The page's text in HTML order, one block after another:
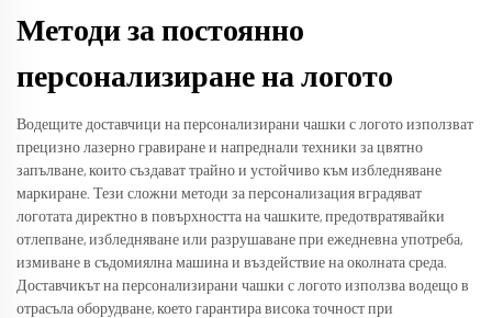
Методи за постоянно
персонализиране на логото
Водещите доставчици на персонализирани чашки с логото използват
прецизно лазерно гравиране и напреднали техники за цвятно
запълване, които създават трайно и устойчиво към избледняване
маркиране. Тези сложни методи за персонализация вградяват
логотата директно в повърхността на чашките, предотвратявайки
отлепване, избледняване или разрушаване при ежедневна употреба,
измиване в съдомиялна машина и въздействие на околната среда.
Доставчикът на персонализирани чашки с логото използва водещо в
отрасъла оборудване, което гарантира висока точност при